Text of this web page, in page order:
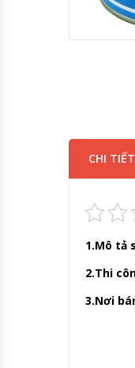
CHI
1.Mô tả
2.Thi
3.Nơi